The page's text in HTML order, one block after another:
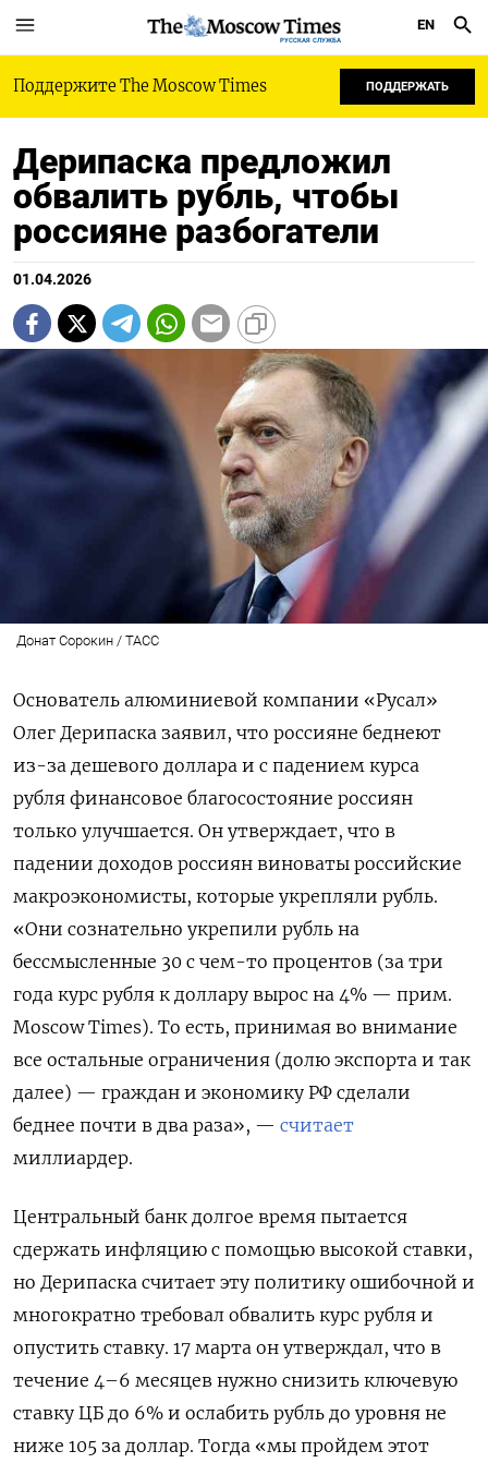
РУССКАЯ СЛУЖБА
EN
Поддержите The Moscow Times ПОДДЕРЖАТЬ
Дерипаска предложил
обвалить рубль, чтобы
россияне разбогатели
01.04.2026
Донат Сорокин / ТАСС
Основатель алюминиевой компании «Русал»
Олег Дерипаска заявил, что россияне беднеют
из-за дешевого доллара и с падением курса
рубля финансовое благосостояние россиян
только улучшается. Он утверждает, что в
падении доходов россиян виноваты российские
макроэкономисты, которые укрепляли рубль.
«Они сознательно укрепили рубль на
бессмысленные 30 с чем-то процентов (за три
года курс рубля к доллару вырос на 4% — прим.
Moscow Times). То есть, принимая во внимание
все остальные ограничения (долю экспорта и так
далее) — граждан и экономику РФ сделали
беднее почти в два раза», — считает
миллиардер.
Центральный банк долгое время пытается
сдержать инфляцию с помощью высокой ставки,
но Дерипаска считает эту политику ошибочной и
многократно требовал обвалить курс рубля и
опустить ставку. 17 марта он утверждал, что в
течение 4–6 месяцев нужно снизить ключевую
ставку ЦБ до 6% и ослабить рубль до уровня не
ниже 105 за доллар. Тогда «мы пройдем этот